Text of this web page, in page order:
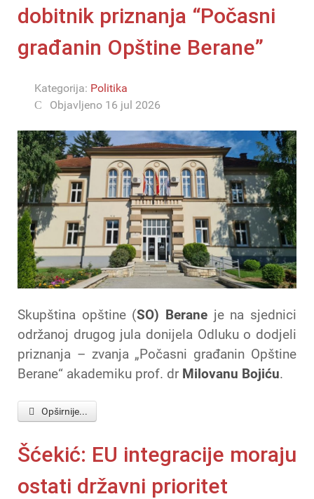
dobitnik priznanja “Počasni
građanin Opštine Berane”
Kategorija: Politika
Objavljeno 16 jul 2026
Skupština opštine (SO) Berane je na sjednici
održanoj drugog jula donijela Odluku o dodjeli
priznanja – zvanja „Počasni građanin Opštine
Berane“ akademiku prof. dr Milovanu Bojiću.
Opširnije...
Šćekić: EU integracije moraju
ostati državni prioritet